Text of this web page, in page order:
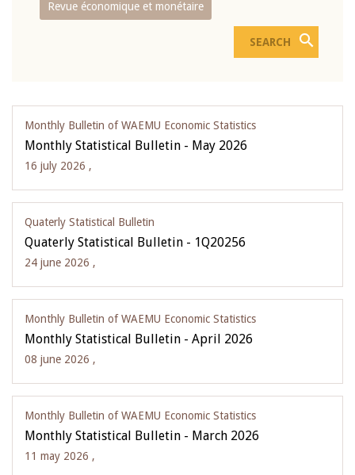
Revue économique et monétaire
Monthly Bulletin of WAEMU Economic Statistics
Monthly Statistical Bulletin - May 2026
16 july 2026 ,
Quaterly Statistical Bulletin
Quaterly Statistical Bulletin - 1Q20256
24 june 2026 ,
Monthly Bulletin of WAEMU Economic Statistics
Monthly Statistical Bulletin - April 2026
08 june 2026 ,
Monthly Bulletin of WAEMU Economic Statistics
Monthly Statistical Bulletin - March 2026
11 may 2026 ,